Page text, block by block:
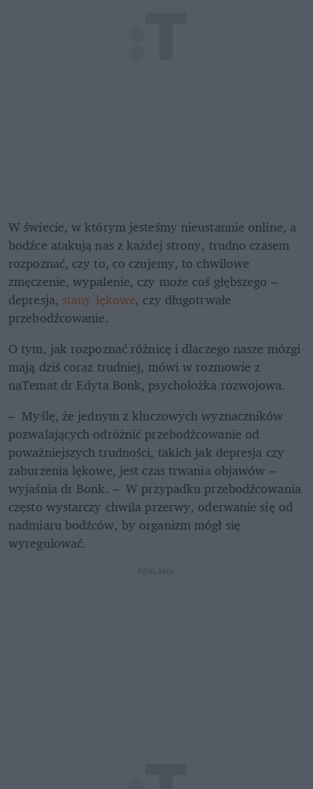
W świecie, w którym jesteśmy nieustannie online, a
bodźce atakują nas z każdej strony, trudno czasem
rozpoznać, czy to, co czujemy, to chwilowe
zmęczenie, wypalenie, czy może coś głębszego –
depresja, stany lękowe, czy długotrwałe
przebodźcowanie.
O tym, jak rozpoznać różnicę i dlaczego nasze mózgi
mają dziś coraz trudniej, mówi w rozmowie z
naTemat dr Edyta Bonk, psycholożka rozwojowa.
–  Myślę, że jednym z kluczowych wyznaczników
pozwalających odróżnić przebodźcowanie od
poważniejszych trudności, takich jak depresja czy
zaburzenia lękowe, jest czas trwania objawów –
wyjaśnia dr Bonk. –  W przypadku przebodźcowania
często wystarczy chwila przerwy, oderwanie się od
nadmiaru bodźców, by organizm mógł się
wyregulować.
REKLAMA